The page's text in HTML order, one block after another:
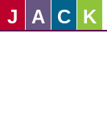
J A C K